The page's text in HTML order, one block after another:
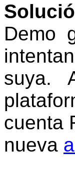
Demo
suya.
cuenta
nueva